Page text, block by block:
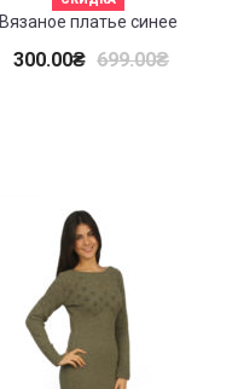
Вязаное платье синее
300.00₴ 699.00₴